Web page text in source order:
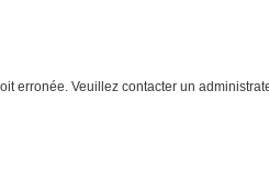
erronée. Veuillez contacter un